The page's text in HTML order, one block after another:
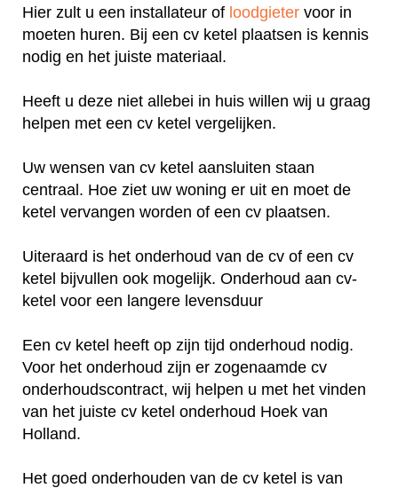
Hier zult u een installateur of loodgieter voor in
moeten huren. Bij een cv ketel plaatsen is kennis
nodig en het juiste materiaal.
Heeft u deze niet allebei in huis willen wij u graag
helpen met een cv ketel vergelijken.
Uw wensen van cv ketel aansluiten staan
centraal. Hoe ziet uw woning er uit en moet de
ketel vervangen worden of een cv plaatsen.
Uiteraard is het onderhoud van de cv of een cv
ketel bijvullen ook mogelijk. Onderhoud aan cv-
ketel voor een langere levensduur
Een cv ketel heeft op zijn tijd onderhoud nodig.
Voor het onderhoud zijn er zogenaamde cv
onderhoudscontract, wij helpen u met het vinden
van het juiste cv ketel onderhoud Hoek van
Holland.
Het goed onderhouden van de cv ketel is van